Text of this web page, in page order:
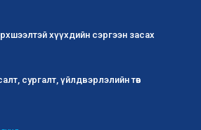
хүүхдийн сэргээн засах
сургалт, үйлдвэрлэлийн төв